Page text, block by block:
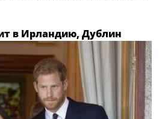
в Ирландию, Дублин